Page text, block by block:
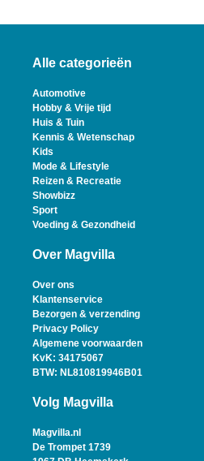
Alle categorieën
Automotive
Hobby & Vrije tijd
Huis & Tuin
Kennis & Wetenschap
Kids
Mode & Lifestyle
Reizen & Recreatie
Showbizz
Sport
Voeding & Gezondheid
Over Magvilla
Over ons
Klantenservice
Bezorgen & verzending
Privacy Policy
Algemene voorwaarden
KvK: 34175067
BTW: NL810819946B01
Volg Magvilla
Magvilla.nl
De Trompet 1739